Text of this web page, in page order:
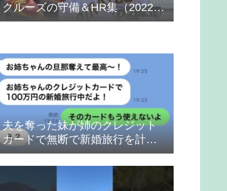
クルーズの守備＆HR集（2022
年）
夫を奪った妹が姉のクレジット
カードで無断で新婚旅行を計画
→得意げな妹に「カードは解約
したから」と伝えた時の反応
が…ｗ